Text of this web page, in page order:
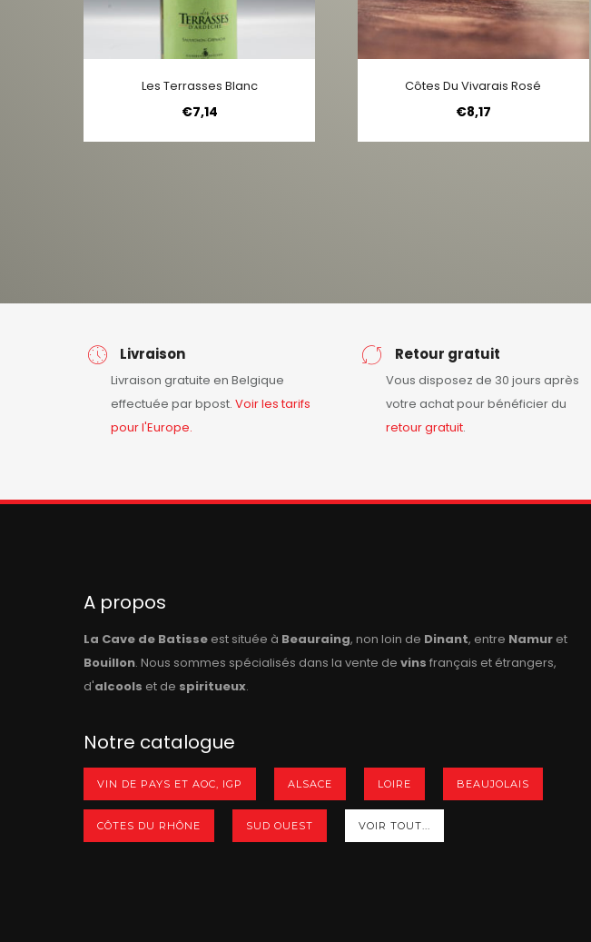
Les Terrasses Blanc
€7,14
Côtes Du Vivarais Rosé
€8,17
Livraison
Livraison gratuite en Belgique
effectuée par bpost. Voir les tarifs
pour l'Europe.
Retour gratuit
Vous disposez de 30 jours après
votre achat pour bénéficier du
retourgratuit.
A propos
La Cave de Batisse est située à Beauraing, non loin de Dinant, entre Namur et
Bouillon. Nous sommes spécialisés dans la vente de vins français et étrangers,
d'alcools et de spiritueux.
Notre catalogue
VIN DE PAYS ET AOC, IGP ALSACE LOIRE BEAUJOLAIS
CÔTES DU RHÔNE SUD OUEST VOIR TOUT...